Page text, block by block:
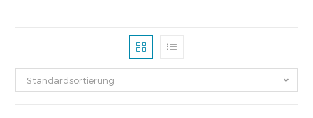
Standardsortierung